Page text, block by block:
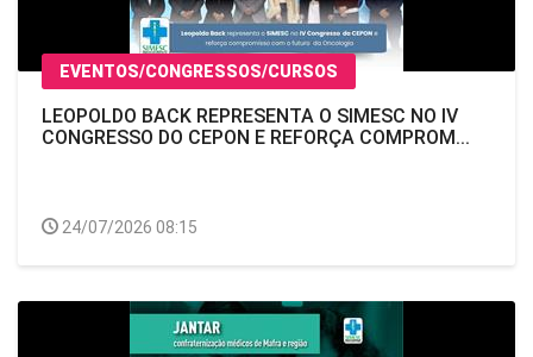
EVENTOS/CONGRESSOS/CURSOS
LEOPOLDO BACK REPRESENTA O SIMESC NO IV
CONGRESSO DO CEPON E REFORÇA COMPROM...
24/07/2026 08:15